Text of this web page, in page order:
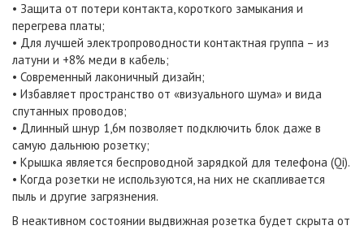
• Защита от потери контакта, короткого замыкания и
перегрева платы;
• Для лучшей электропроводности контактная группа – из
латуни и +8% меди в кабель;
• Современный лаконичный дизайн;
• Избавляет пространство от «визуального шума» и вида
спутанных проводов;
• Длинный шнур 1,6м позволяет подключить блок даже в
самую дальнюю розетку;
• Крышка является беспроводной зарядкой для телефона (Qi).
• Когда розетки не используются, на них не скапливается
пыль и другие загрязнения.
В неактивном состоянии выдвижная розетка будет скрыта от